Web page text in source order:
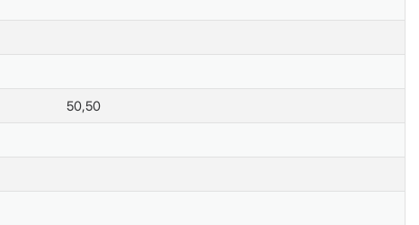
50,50